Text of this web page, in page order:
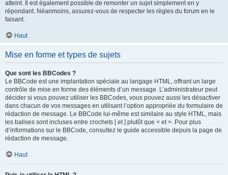
atteint. Il est également possible de remonter un sujet simplement en y
répondant. Néanmoins, assurez-vous de respecter les règles du forum en le
faisant.
Haut
Mise en forme et types de sujets
Que sont les BBCodes ?
Le BBCode est une implantation spéciale au langage HTML, offrant un large
contrôle de mise en forme des éléments d’un message. L’administrateur peut
décider si vous pouvez utiliser les BBCodes, vous pouvez aussi les désactiver
dans chacun de vos messages en utilisant l’option appropriée du formulaire de
rédaction de message. Le BBCode lui-même est similaire au style HTML, mais
les balises sont incluses entre crochets [ et ] plutôt que < et >. Pour plus
d’informations sur le BBCode, consultez le guide accessible depuis la page de
rédaction de message.
Haut